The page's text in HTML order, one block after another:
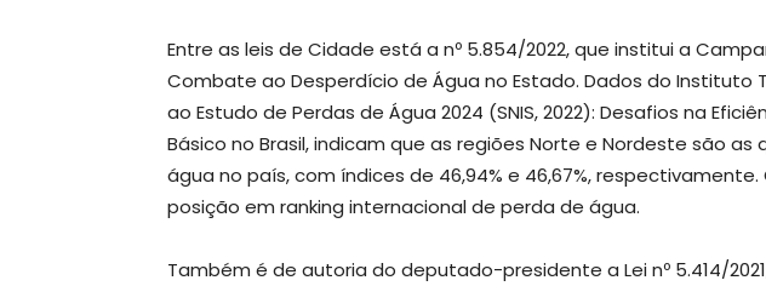
Entre as leis de Cidade está a nº 5.854/2022, que institui a
Combate ao Desperdício de Água no Estado. Dados do Instituto
ao Estudo de Perdas de Água 2024 (SNIS, 2022): Desafios na
Básico no Brasil, indicam que as regiões Norte e Nordeste são as
água no país, com índices de 46,94% e 46,67%, respectivamente.
posição em ranking internacional de perda de água.
Também é de autoria do deputado-presidente a Lei nº 5.414/